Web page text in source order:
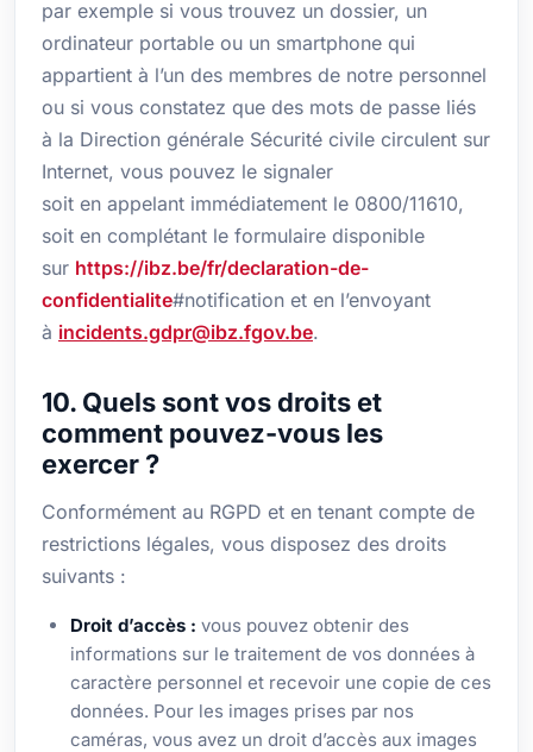
par exemple si vous trouvez un dossier, un
ordinateur portable ou un smartphone qui
appartient à l’un des membres de notre personnel
ou si vous constatez que des mots de passe liés
à la Direction générale Sécurité civile circulent sur
Internet, vous pouvez le signaler
soit en appelant immédiatement le 0800/11610,
soit en complétant le formulaire disponible
sur https://ibz.be/fr/declaration-de-
confidentialite#notification et en l’envoyant
à incidents.gdpr@ibz.fgov.be.
10. Quels sont vos droits et
comment pouvez-vous les
exercer ?
Conformément au RGPD et en tenant compte de
restrictions légales, vous disposez des droits
suivants :
Droit d’accès : vous pouvez obtenir des
informations sur le traitement de vos données à
caractère personnel et recevoir une copie de ces
données. Pour les images prises par nos
caméras, vous avez un droit d’accès aux images